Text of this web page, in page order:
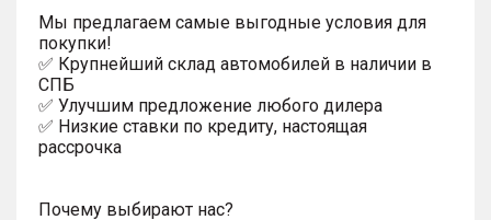
Мы предлагаем самые выгодные условия для
покупки!
✅ Крупнейший склад автомобилей в наличии в
СПБ
✅ Улучшим предложение любого дилера
✅ Низкие ставки по кредиту, настоящая
рассрочка
Почему выбирают нас?